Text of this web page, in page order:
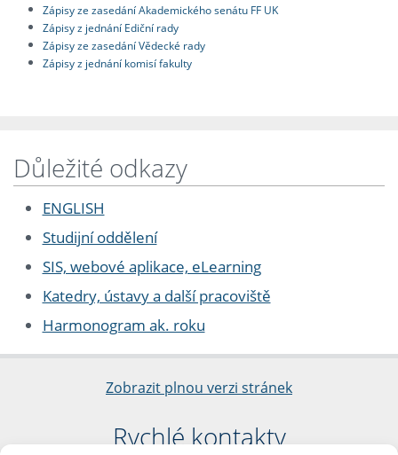
Zápisy ze zasedání Akademického senátu FF UK
Zápisy z jednání Ediční rady
Zápisy ze zasedání Vědecké rady
Zápisy z jednání komisí fakulty
Důležité odkazy
ENGLISH
Studijní oddělení
SIS, webové aplikace, eLearning
Katedry, ústavy a další pracoviště
Harmonogram ak. roku
Zobrazit plnou verzi stránek
Rychlé kontakty